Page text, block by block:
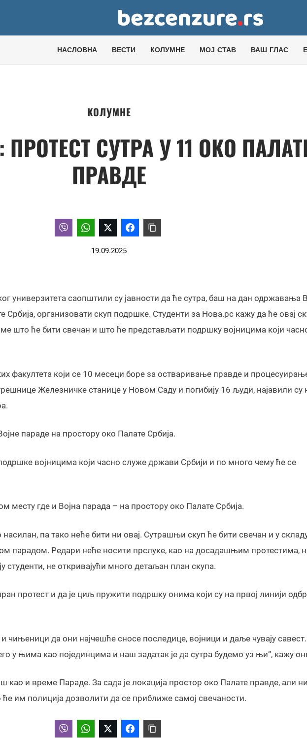
НАСЛОВНА ВЕСТИ КОЛУМНЕ МОЈ СТАВ ВАШ ГЛАС
КОЛУМНЕ
ПРОТЕСТ СУТРА У 11 ОКО
ПРАВДЕ
19.09.2025
универзитета саопштили су јавности да ће сутра, баш на дан одржавања
Србија, организовати скуп подршке. Студенти за Нова.рс кажу да ће овај
што ће бити свечан и што ће представљати подршку војницима који
факултета који се 10 месеци боре за остваривање правде и
Железничке станице у Новом Саду и погибију 16 људи, најавили су
параде на простору око Палате Србија.
војницима који часно служе држави Србији и по много чему ће се
месту где и Војна парада – на простору око Палате Србија.
насилан, па тако неће бити ни овај. Сутрашњи скуп ће бити свечан и у
парадом. Редари неће носити прслуке, као на досадашњим протестима,
студенти, не откривајући много детаљан план скупа.
протест и да је циљ пружити подршку онима који су на првој линији
чињеници да они најчешће сносе последице, војници и даље чувају савест.
у њима као појединцима и наш задатак је да сутра будемо уз њи“, кажу
као и време Параде. За сада је локација простор око Палате правде, али ни
ће им полиција дозволити да се приближе самој свечаности.